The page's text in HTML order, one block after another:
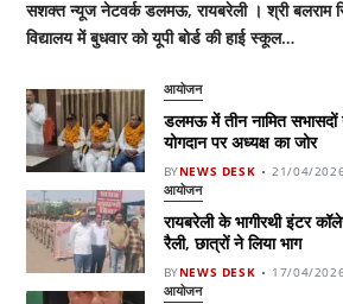
सशक्त न्यूज नेटवर्क डलमऊ, रायबरेली । श्री बलराम
विद्यालय में बुधवार को यूपी बोर्ड की हाई स्कूल…
आयोजन
डलमऊ में तीन नामित
योगदान पर अध्यक्ष का जोर
BYNEWS DESK 21/04/
आयोजन
रायबरेली के भागीरथी इंटर
रैली, छात्रों ने लिया भाग
BYNEWS DESK 17/04/
आयोजन